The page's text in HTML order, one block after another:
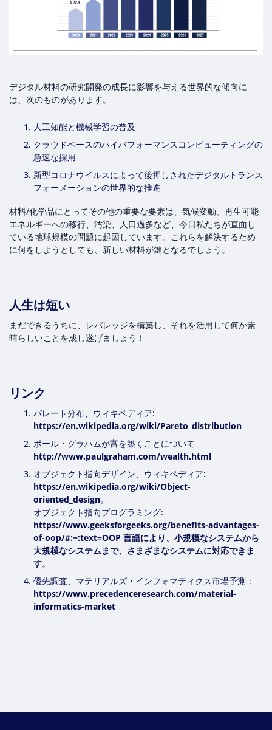
デジタル材料の研究開発の成長に影響を与える世界的な傾向に
は、次のものがあります。
人工知能と機械学習の普及
クラウドベースのハイパフォーマンスコンピューティングの
急速な採用
新型コロナウイルスによって後押しされたデジタルトランス
フォーメーションの世界的な推進
材料/化学品にとってその他の重要な要素は、気候変動、再生可能
エネルギーへの移行、汚染、人口過多など、今日私たちが直面し
ている地球規模の問題に起因しています。これらを解決するため
に何をしようとしても、新しい材料が鍵となるでしょう。
人生は短い
まだできるうちに、レバレッジを構築し、それを活用して何か素
晴らしいことを成し遂げましょう！
リンク
パレート分布、ウィキペディア:
https://en.wikipedia.org/wiki/Pareto_distribution
ポール・グラハムが富を築くことについて
http://www.paulgraham.com/wealth.html
オブジェクト指向デザイン、ウィキペディア:
https://en.wikipedia.org/wiki/Object-
oriented_design。
オブジェクト指向プログラミング:
https://www.geeksforgeeks.org/benefits-advantages-
of-oop/#:~:text=OOP 言語により、小規模なシステムから
大規模なシステムまで、さまざまなシステムに対応できま
す。
優先調査、マテリアルズ・インフォマティクス市場予測：
https://www.precedenceresearch.com/material-
informatics-market